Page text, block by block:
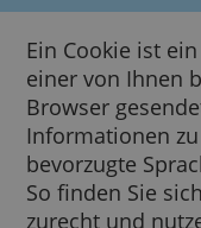
Ein Cookie ist
einer von
Browser
Informationen